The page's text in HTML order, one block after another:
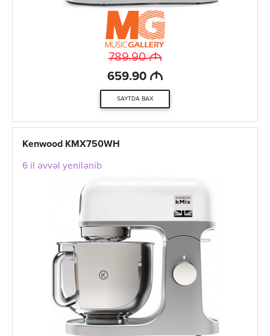
789.90M
659.90 M
SAYTDA BAX
Kenwood KMX750WH
6 il əvvəl yenilənib